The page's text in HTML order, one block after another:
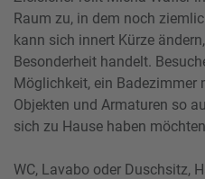
Raum zu, in dem noch
kann sich innert Kürze
Besonderheit handelt.
Möglichkeit, ein Badezimmer
Objekten und Armaturen so
sich zu Hause haben
WC, Lavabo oder Duschsitz,